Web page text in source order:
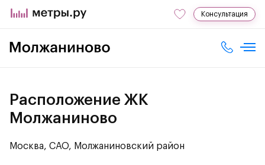
Консультация
Расположение ЖК
Молжаниново
Москва, САО, Молжаниновский район